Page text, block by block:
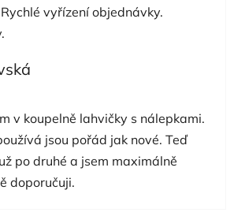
vyřízení objednávky.
je 5 z 5 hvězdiček.
v koupelně lahvičky s nálepkami.
jsou pořád jak nové. Teď
po druhé a jsem maximálně
doporučuji.